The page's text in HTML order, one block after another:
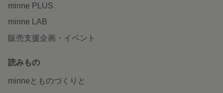
minne PLUS
minne LAB
販売支援企画・イベント
読みもの
minneとものづくりと